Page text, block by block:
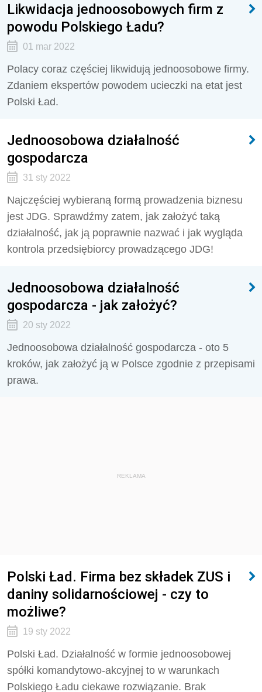
Likwidacja jednoosobowych firm z
powodu Polskiego Ładu?
01 mar 2022
Polacy coraz częściej likwidują jednoosobowe firmy.
Zdaniem ekspertów powodem ucieczki na etat jest
Polski Ład.
Jednoosobowa działalność
gospodarcza
31 sty 2022
Najczęściej wybieraną formą prowadzenia biznesu
jest JDG. Sprawdźmy zatem, jak założyć taką
działalność, jak ją poprawnie nazwać i jak wygląda
kontrola przedsiębiorcy prowadzącego JDG!
Jednoosobowa działalność
gospodarcza - jak założyć?
20 sty 2022
Jednoosobowa działalność gospodarcza - oto 5
kroków, jak założyć ją w Polsce zgodnie z przepisami
prawa.
REKLAMA
Polski Ład. Firma bez składek ZUS i
daniny solidarnościowej - czy to
możliwe?
19 sty 2022
Polski Ład. Działalność w formie jednoosobowej
spółki komandytowo-akcyjnej to w warunkach
Polskiego Ładu ciekawe rozwiązanie. Brak